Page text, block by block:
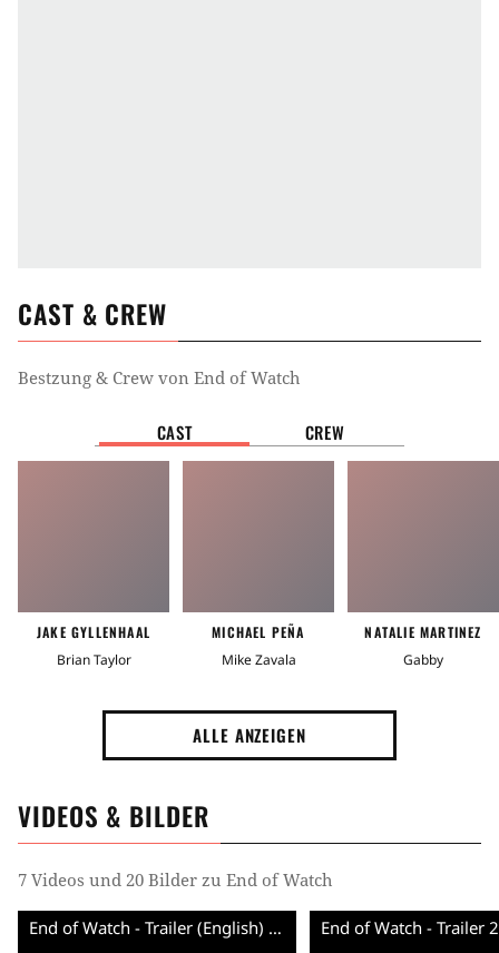
CAST & CREW
Bestzung & Crew von End of Watch
CAST CREW
JAKE GYLLENHAAL
Brian Taylor
MICHAEL PEÑA
Mike Zavala
NATALIE MARTINEZ
Gabby
ALLE ANZEIGEN
VIDEOS & BILDER
7 Videos und 20 Bilder zu End of Watch
End of Watch - Trailer (English) HD